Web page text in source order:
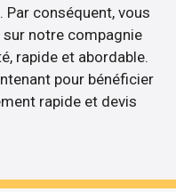
conséquent, vous
notre compagnie
rapide et abordable.
pour bénéficier
rapide et devis